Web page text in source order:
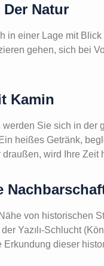
Natur
in einer Lage mit
gehen, sich bei
Kamin
Sie sich in der
heißes Getränk,
draußen, wird Ihre Zeit
von historischen
Yazılı-Schlucht
Erkundung dieser